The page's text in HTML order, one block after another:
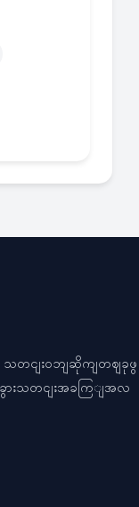
သတငျးဝဘျဆိုကျတဈခုဖွ
အခွားသတငျးအခကြျအလ